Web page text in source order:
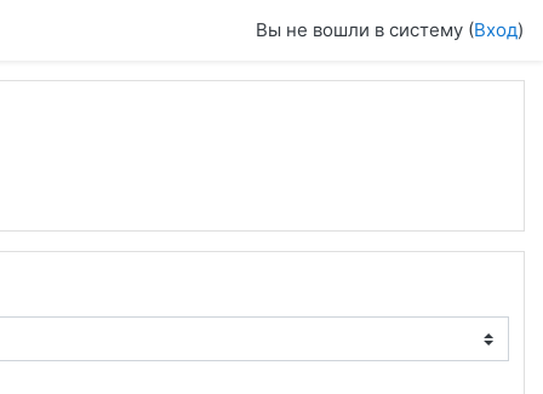
Вы не вошли в систему (Вход)